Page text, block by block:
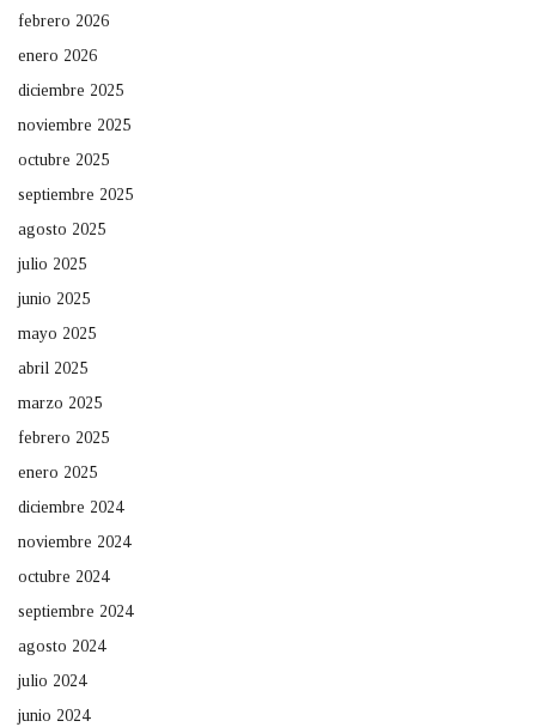
febrero 2026
enero 2026
diciembre 2025
noviembre 2025
octubre 2025
septiembre 2025
agosto 2025
julio 2025
junio 2025
mayo 2025
abril 2025
marzo 2025
febrero 2025
enero 2025
diciembre 2024
noviembre 2024
octubre 2024
septiembre 2024
agosto 2024
julio 2024
junio 2024